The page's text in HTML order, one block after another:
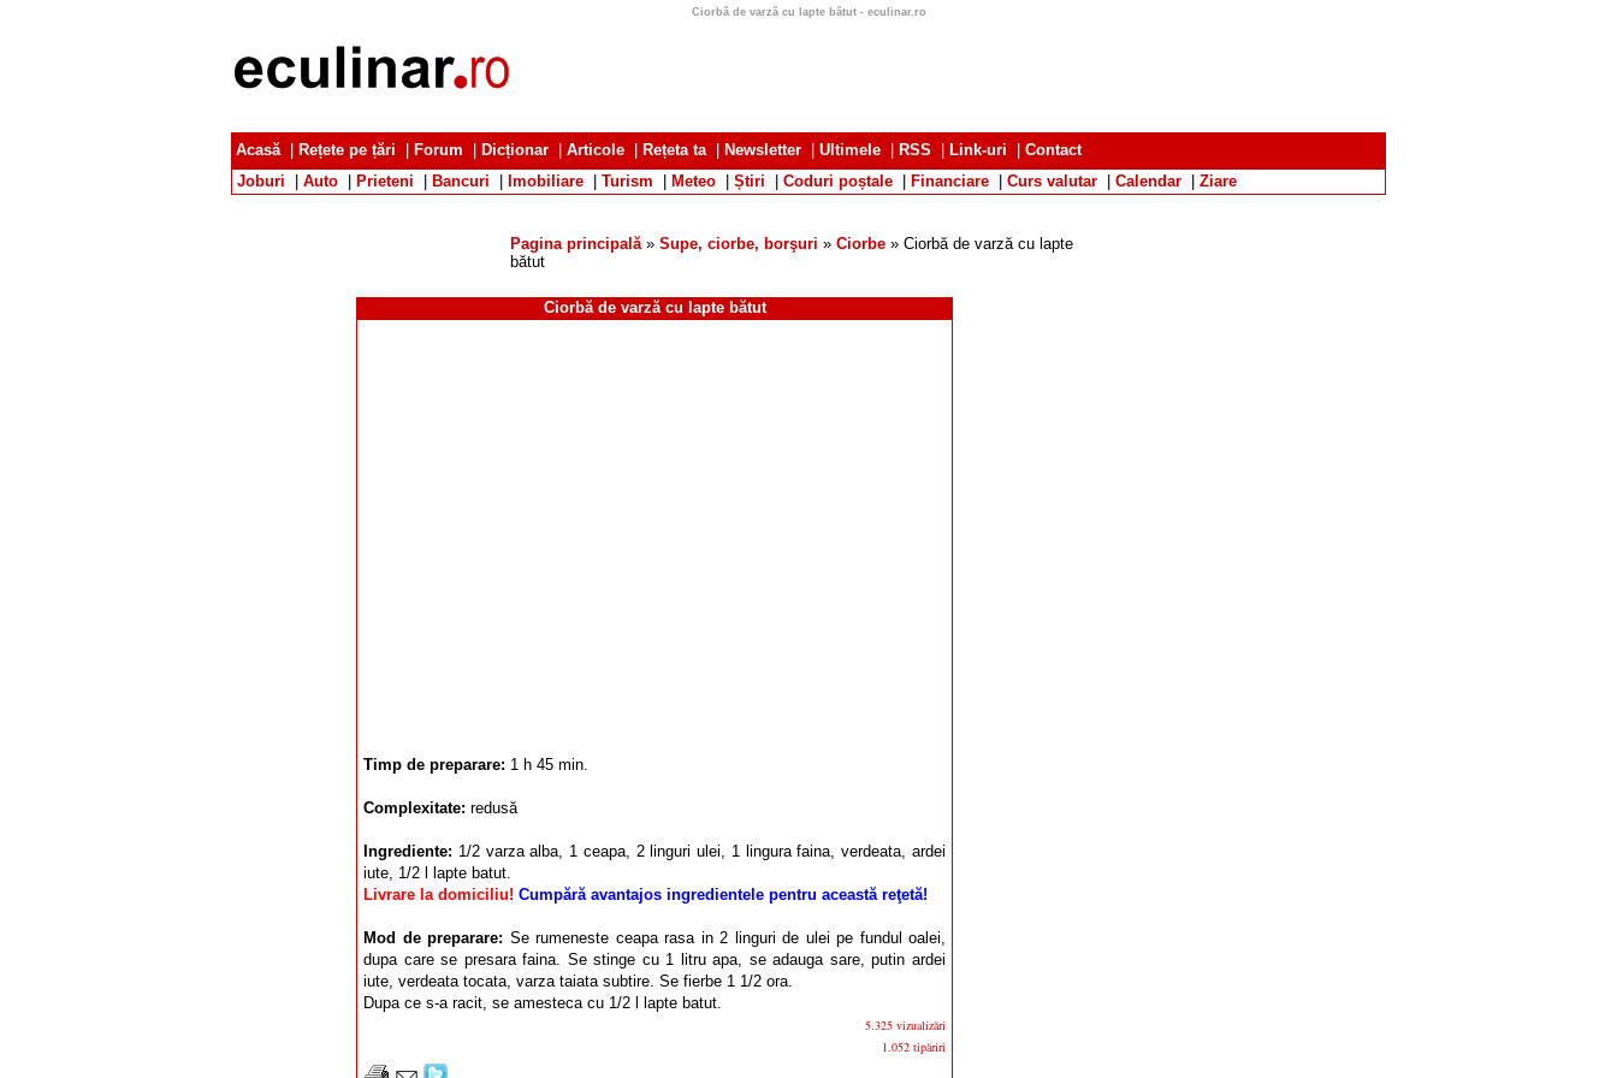
Ciorbă de varză cu lapte bătut - eculinar.ro
Acasă| Rețete pe țări Forum Dicționar Articole Rețeta ta| Newsletter Ultimele RSS Link-uri
Contact
Joburi
Auto Prieteni Bancuri Imobiliare Turism Meteo Știri Coduri poștale Financiare Curs valutar Calendar Ziare
Pagina principală» Supe, ciorbe, borşuri » Ciorbe » Ciorbă de varză cu lapte
bătut
Ciorbă de varză cu lapte bătut
Timp de preparare: 1 h 45 min.
Complexitate: redusă
Ingrediente: 1/2 varza alba, 1 ceapa, 2 linguri ulei, 1 lingura faina, verdeata, ardei
iute, 1/2 l lapte batut.
Livrare la domiciliu! Cumpără avantajos ingredientele pentru această reţetă!
Mod de preparare: Se rumeneste ceapa rasa in 2 linguri de ulei pe fundul oalei,
dupa care se presara faina. Se stinge cu 1 litru apa, se adauga sare, putin ardei
iute, verdeata tocata, varza taiata subtire. Se fierbe 1 1/2 ora.
Dupa ce s-a racit, se amesteca cu 1/2 l lapte batut.
5.325 vizualizări
1.052 tipăriri